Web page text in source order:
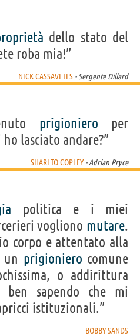
dello stato del
roba mia!”
NICK CASSAVETES - Sergente Dillard
prigioniero per
lasciato andare?”
SHARLTO COPLEY - Adrian Pryce
politica e i miei
vogliono mutare.
corpo e attentato alla
un prigioniero comune
o addirittura
ben sapendo che mi
istituzionali.”
BOBBY SANDS